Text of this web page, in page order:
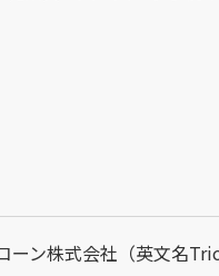
ーン株式会社（英文名